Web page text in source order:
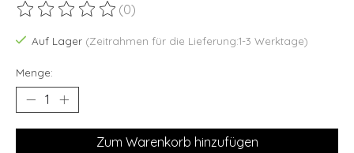
Die Bewertung dieses Produkts ist
(0)
Auf Lager (Zeitrahmen für die Lieferung:1-3 Werktage)
Menge:
Zum Warenkorb hinzufügen